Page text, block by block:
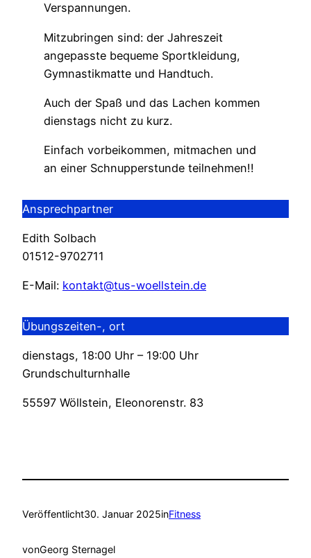
Verspannungen.
Mitzubringen sind: der Jahreszeit
angepasste bequeme Sportkleidung,
Gymnastikmatte und Handtuch.
Auch der Spaß und das Lachen kommen
dienstags nicht zu kurz.
Einfach vorbeikommen, mitmachen und
an einer Schnupperstunde teilnehmen!!
Ansprechpartner
Edith Solbach
01512-9702711
E-Mail: kontakt@tus-woellstein.de
Übungszeiten-, ort
dienstags, 18:00 Uhr – 19:00 Uhr
Grundschulturnhalle
55597 Wöllstein, Eleonorenstr. 83
Veröffentlicht30. Januar 2025inFitness
vonGeorg Sternagel